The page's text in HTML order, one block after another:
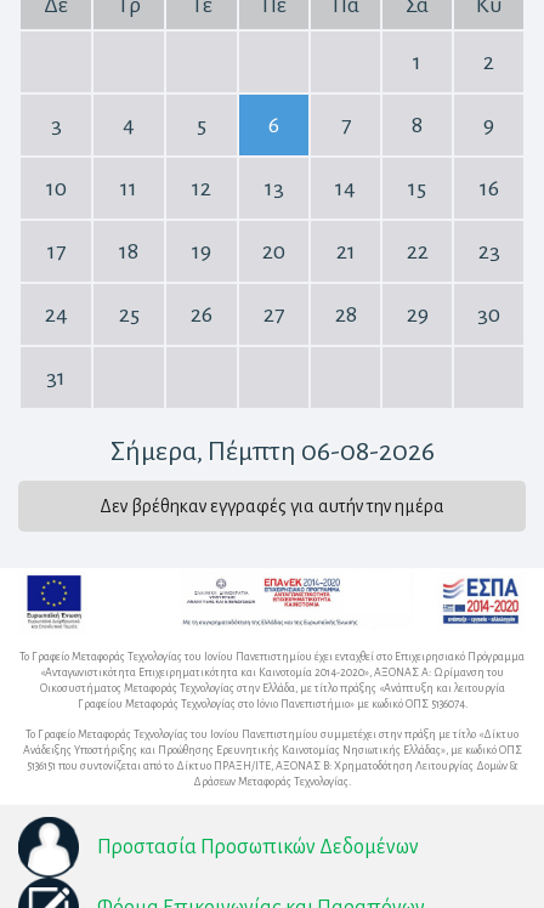
1 2
3 4 5 6 7 8 9
10 11 12 13 14 15 16
17 18 19 20 21 22 23
24 25 26 27 28 29 30
31
Σήμερα, Πέμπτη 06-08-2026
Δεν βρέθηκαν εγγραφές για αυτήν την ημέρα
Το Γραφείο Μεταφοράς Τεχνολογίας του Ιονίου Πανεπιστημίου έχει ενταχθεί στο Επιχειρησιακό Πρόγραμμα
«Ανταγωνιστικότητα Επιχειρηματικότητα και Καινοτομία 2014-2020», ΑΞΟΝΑΣ Α: Ωρίμανση του
Οικοσυστήματος Μεταφοράς Τεχνολογίας στην Ελλάδα, με τίτλο πράξης «Ανάπτυξη και λειτουργία
Γραφείου Μεταφοράς Τεχνολογίας στο Ιόνιο Πανεπιστήμιο» με κωδικό ΟΠΣ 5136074.
Το Γραφείο Μεταφοράς Τεχνολογίας του Ιονίου Πανεπιστημίου συμμετέχει στην πράξη με τίτλο «Δίκτυο
Ανάδειξης Υποστήριξης και Προώθησης Ερευνητικής Καινοτομίας Νησιωτικής Ελλάδας», με κωδικό ΟΠΣ
5136151 που συντονίζεται από το Δίκτυο ΠΡΑΞΗ/ΙΤΕ, ΑΞΟΝΑΣ Β: Χρηματοδότηση Λειτουργίας Δομών &
Δράσεων Μεταφοράς Τεχνολογίας.
Προστασία Προσωπικών Δεδομένων